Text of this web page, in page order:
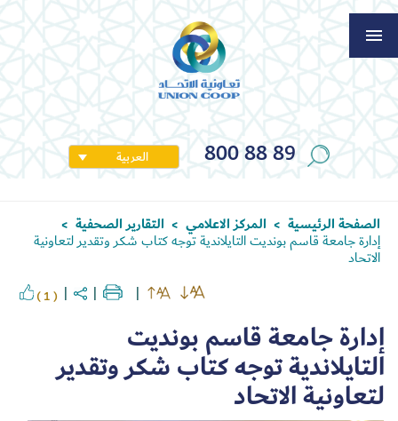
800 88 89 العربية
الصفحة الرئيسية > المركز الاعلامي > التقارير الصحفية >
إدارة جامعة قاسم بونديت التايلاندية توجه كتاب شكر وتقدير لتعاونية
الاتحاد
( 1 )
إدارة جامعة قاسم بونديت
التايلاندية توجه كتاب شكر وتقدير
لتعاونية الاتحاد